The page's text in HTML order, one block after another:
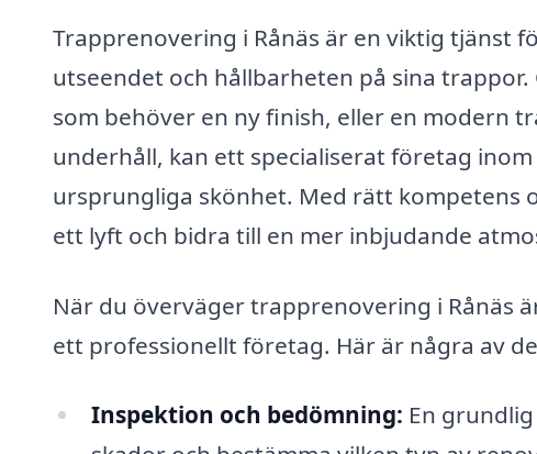
Trapprenovering i Rånäs är en viktig tjänst
utseendet och hållbarheten på sina
som behöver en ny finish, eller en modern
underhåll, kan ett specialiserat företag
ursprungliga skönhet. Med rätt kompetens
ett lyft och bidra till en mer inbjudande
När du överväger trapprenovering i Rånäs
ett professionellt företag. Här är några av
Inspektion och bedömning: En